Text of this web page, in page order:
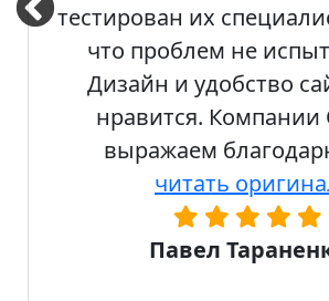
тестирован их
что проблем не
Дизайн и удобство
нравится. Компании
выражаем
читать
Павел